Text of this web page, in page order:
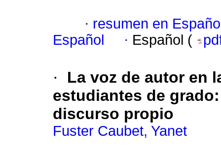
· resumen en
Español
· Español (
·
La voz de autor en
estudiantes de
discurso propio
Fuster Caubet, Yanet